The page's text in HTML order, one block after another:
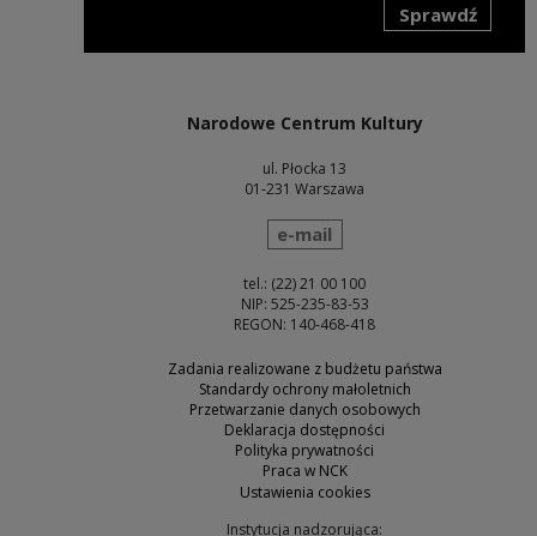
Sprawdź
Narodowe Centrum Kultury
ul. Płocka 13
01-231 Warszawa
wyślij wiadomość
e-mail
tel.: (22) 21 00 100
NIP: 525-235-83-53
REGON: 140-468-418
Zadania realizowane z budżetu państwa
Standardy ochrony małoletnich
Przetwarzanie danych osobowych
Deklaracja dostępności
Polityka prywatności
Praca w NCK
Ustawienia cookies
Instytucja nadzorująca: